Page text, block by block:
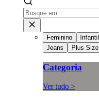
Feminino Infantil
Jeans
Plus Size
Categoria
Ver tudo >